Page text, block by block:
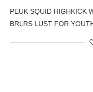
PEUK SQUID HIGHKICK
BRLRS LUST FOR